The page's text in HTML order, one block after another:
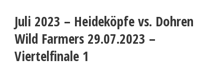
Juli 2023 – Heideköpfe vs. Dohren
Wild Farmers 29.07.2023 –
Viertelfinale 1